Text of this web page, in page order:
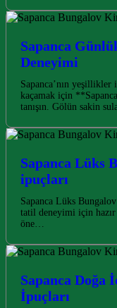
Sapanca
Deneyimi
Sapanca’nın
kaçamak için
tanışın. Gölün sakin
Sapanca Lüks
ipuçları
Sapanca Lüks
tatil deneyimi için
öne…
Sapanca Doğa
İpuçları